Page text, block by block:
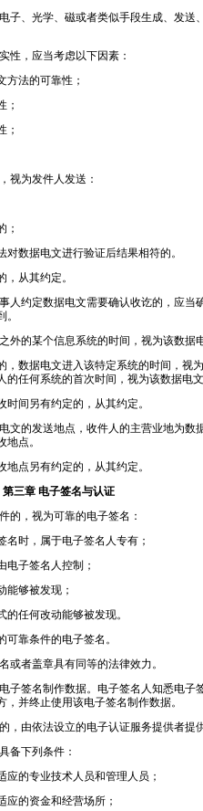
、光学、磁或者类似手段生成、发送
，应当考虑以下因素：
法的可靠性；
；
；
为发件人发送：
；
数据电文进行验证后结果相符的。
从其约定。
约定数据电文需要确认收讫的，应当
的某个信息系统的时间，视为该数据
数据电文进入该特定系统的时间，视
的任何系统的首次时间，视为该数据电
间另有约定的，从其约定。
的发送地点，收件人的主营业地为数
点。
点另有约定的，从其约定。
第三章 电子签名与认证
，视为可靠的电子签名：
时，属于电子签名人专有；
子签名人控制；
够被发现；
任何改动能够被发现。
靠条件的电子签名。
者盖章具有同等的法律效力。
签名制作数据。电子签名人知悉电子
并终止使用该电子签名制作数据。
由依法设立的电子认证服务提供者提
下列条件：
的专业技术人员和管理人员；
的资金和经营场所；